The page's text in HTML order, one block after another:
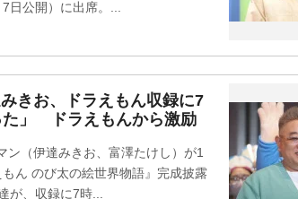
日公開）に出席。...
きお、ドラえもん収録に7
た」 ドラえもんから激励
（伊達みきお、富澤たけし）が1
ん のび太の絵世界物語』完成披露
が、収録に7時...